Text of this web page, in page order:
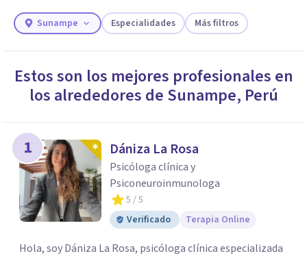
ENCONTRAR MI TERAPEUTA
¿Necesitas ayuda para encontrar el
Responde a unas breves preguntas y te ofreceremos
los profesionales que más se ajustan a tus
necesidades.
Responder cuestionario
Sunampe Especialidades Más filtros
Estos son los mejores profesionales en
los alrededores de Sunampe, Perú
1 Dániza La Rosa
Psicóloga clínica y
Psiconeuroinmunologa
5 / 5
Verificado
Terapia Online
Hola, soy Dániza La Rosa, psicóloga clínica especializada